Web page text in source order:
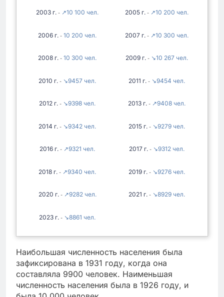
2003 - ↗10 100 2005 - ↗10 200
2006 - 10 200 2007 - ↗10 300
2008 - 10 300 2009 - ↘10 267
2010 - ↘9457 2011 - ↘9454
2012 - ↘9398 2013 - ↗9408
2014 - ↘9342 2015 - ↘9279
2016 - ↗9321 2017 - ↘9312
2018 - ↗9340 2019 - ↘9276
2020 - ↗9282 2021 - ↘8929
2023 - ↘8861
Наибольшая численность населения была
зафиксирована в 1931 году, когда она
составляла 9900 человек. Наименьшая
численность населения была в 1926 году, и